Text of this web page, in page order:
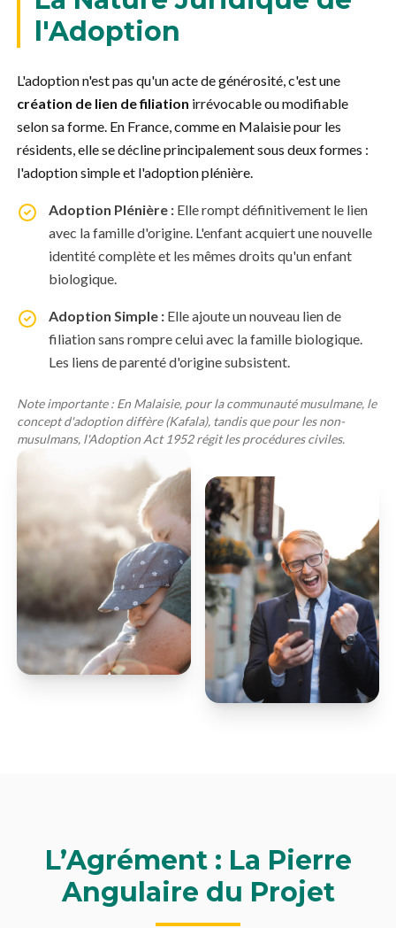
l'Adoption
L'adoption n'est pas qu'un acte de générosité, c'est une
création de lien de filiation irrévocable ou modifiable
selon sa forme. En France, comme en Malaisie pour les
résidents, elle se décline principalement sous deux formes :
l'adoption simple et l'adoption plénière.
Adoption Plénière : Elle rompt définitivement le lien
avec la famille d'origine. L'enfant acquiert une nouvelle
identité complète et les mêmes droits qu'un enfant
biologique.
Adoption Simple : Elle ajoute un nouveau lien de
filiation sans rompre celui avec la famille biologique.
Les liens de parenté d'origine subsistent.
Note importante : En Malaisie, pour la communauté musulmane, le
concept d'adoption diffère (Kafala), tandis que pour les non-
musulmans, l'Adoption Act 1952régit les procédures civiles.
L’Agrément : La Pierre
Angulaire du Projet